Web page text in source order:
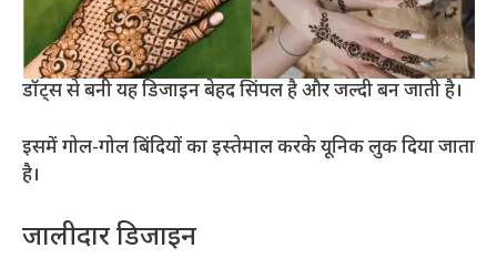
डॉट्स से बनी यह डिजाइन बेहद सिंपल है और जल्दी बन जाती है।
इसमें गोल-गोल बिंदियों का इस्तेमाल करके यूनिक लुक दिया जाता
है।
जालीदार डिजाइन